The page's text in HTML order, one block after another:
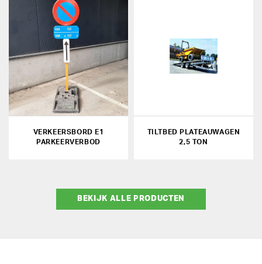
VERKEERSBORD E1
PARKEERVERBOD
TILTBED PLATEAUWAGEN
2,5 TON
BEKIJK ALLE PRODUCTEN